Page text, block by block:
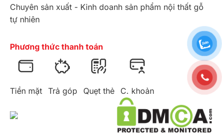
Chuyên sản xuất - Kinh doanh sản phẩm nội thất gỗ
tự nhiên
Phương thức thanh toán
Tiền mặt Trả góp Quẹt thẻ C. khoản